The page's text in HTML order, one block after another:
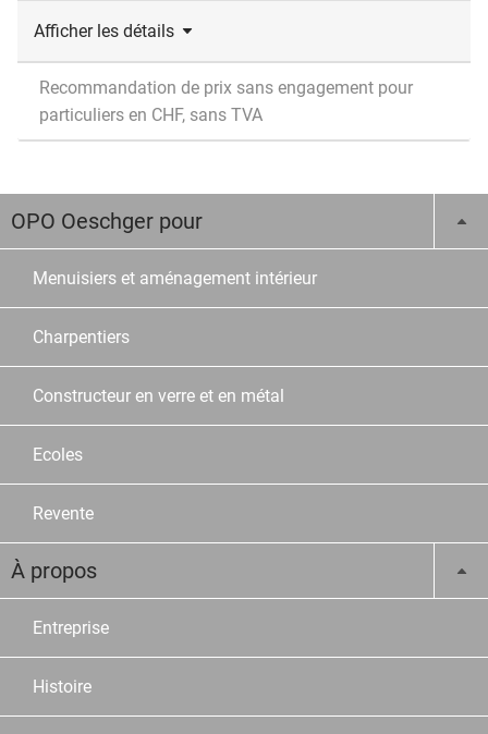
Afficher les détails
Recommandation de prix sans engagement pour
particuliers en CHF, sans TVA
OPO Oeschger pour
Menuisiers et aménagement intérieur
Charpentiers
Constructeur en verre et en métal
Ecoles
Revente
À propos
Entreprise
Histoire